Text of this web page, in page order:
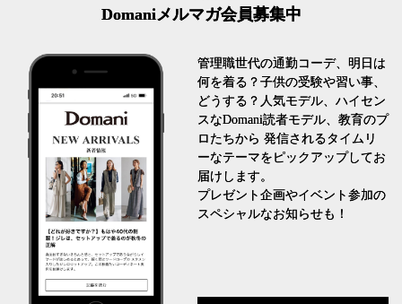
Domaniメルマガ会員募集中
管理職世代の通勤コーデ、明日は
何を着る？子供の受験や習い事、
どうする？人気モデル、ハイセン
スなDomani読者モデル、教育のプ
ロたちから 発信されるタイムリ
ーなテーマをピックアップしてお
届けします。
プレゼント企画やイベント参加の
スペシャルなお知らせも！